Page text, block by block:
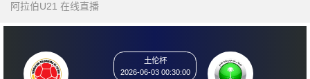
阿拉伯U21 在线直播